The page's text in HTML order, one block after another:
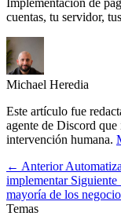
cuentas, tu servidor,
Michael Heredia
Este artículo fue
agente de Discord
intervención humana.
← Anterior
implementar
mayoría de los
Temas